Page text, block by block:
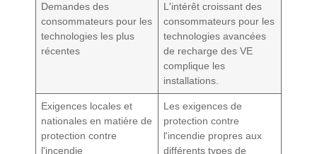
Demandes des
consommateurs pour les
technologies les plus
récentes
L'intérêt croissant des
consommateurs pour les
technologies avancées
de recharge des VE
complique les
installations.
Exigences locales et
nationales en matière de
protection contre
l'incendie
Les exigences de
protection contre
l'incendie propres aux
différents types de